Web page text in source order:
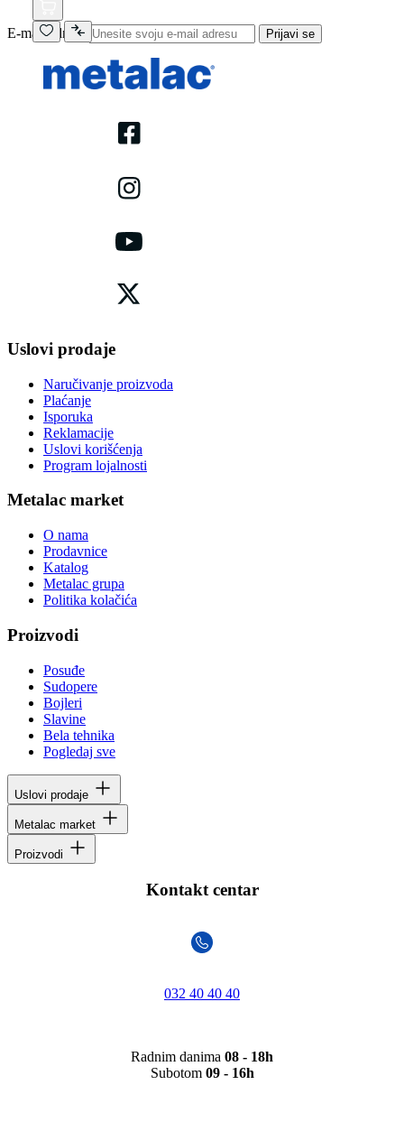
E-mail adresa Prijavi se
Uslovi prodaje
Naručivanje proizvoda
Plaćanje
Isporuka
Reklamacije
Uslovi korišćenja
Program lojalnosti
Metalac market
O nama
Prodavnice
Katalog
Metalac grupa
Politika kolačića
Proizvodi
Posuđe
Sudopere
Bojleri
Slavine
Bela tehnika
Pogledaj sve
Uslovi prodaje
Metalac market
Proizvodi
Kontakt centar
032 40 40 40
Radnim danima 08 - 18h
Subotom 09 - 16h